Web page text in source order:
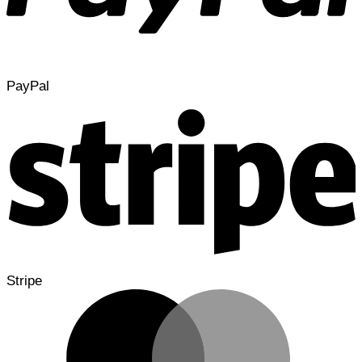
PayPal
Stripe